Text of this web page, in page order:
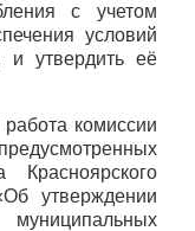
с учетом
условий
и утвердить её
работа комиссии
Красноярского
утверждении